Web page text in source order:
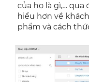
của họ là gì,… qua
hiểu hơn về
phẩm và cách